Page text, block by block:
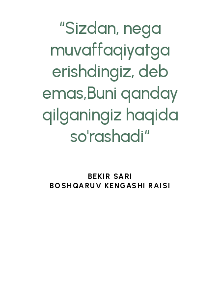
“Sizdan, nega
muvaffaqiyatga
erishdingiz, deb
emas,Buni qanday
qilganingiz haqida
so'rashadi“
BEKIR SARI
BOSHQARUV KENGASHI RAISI